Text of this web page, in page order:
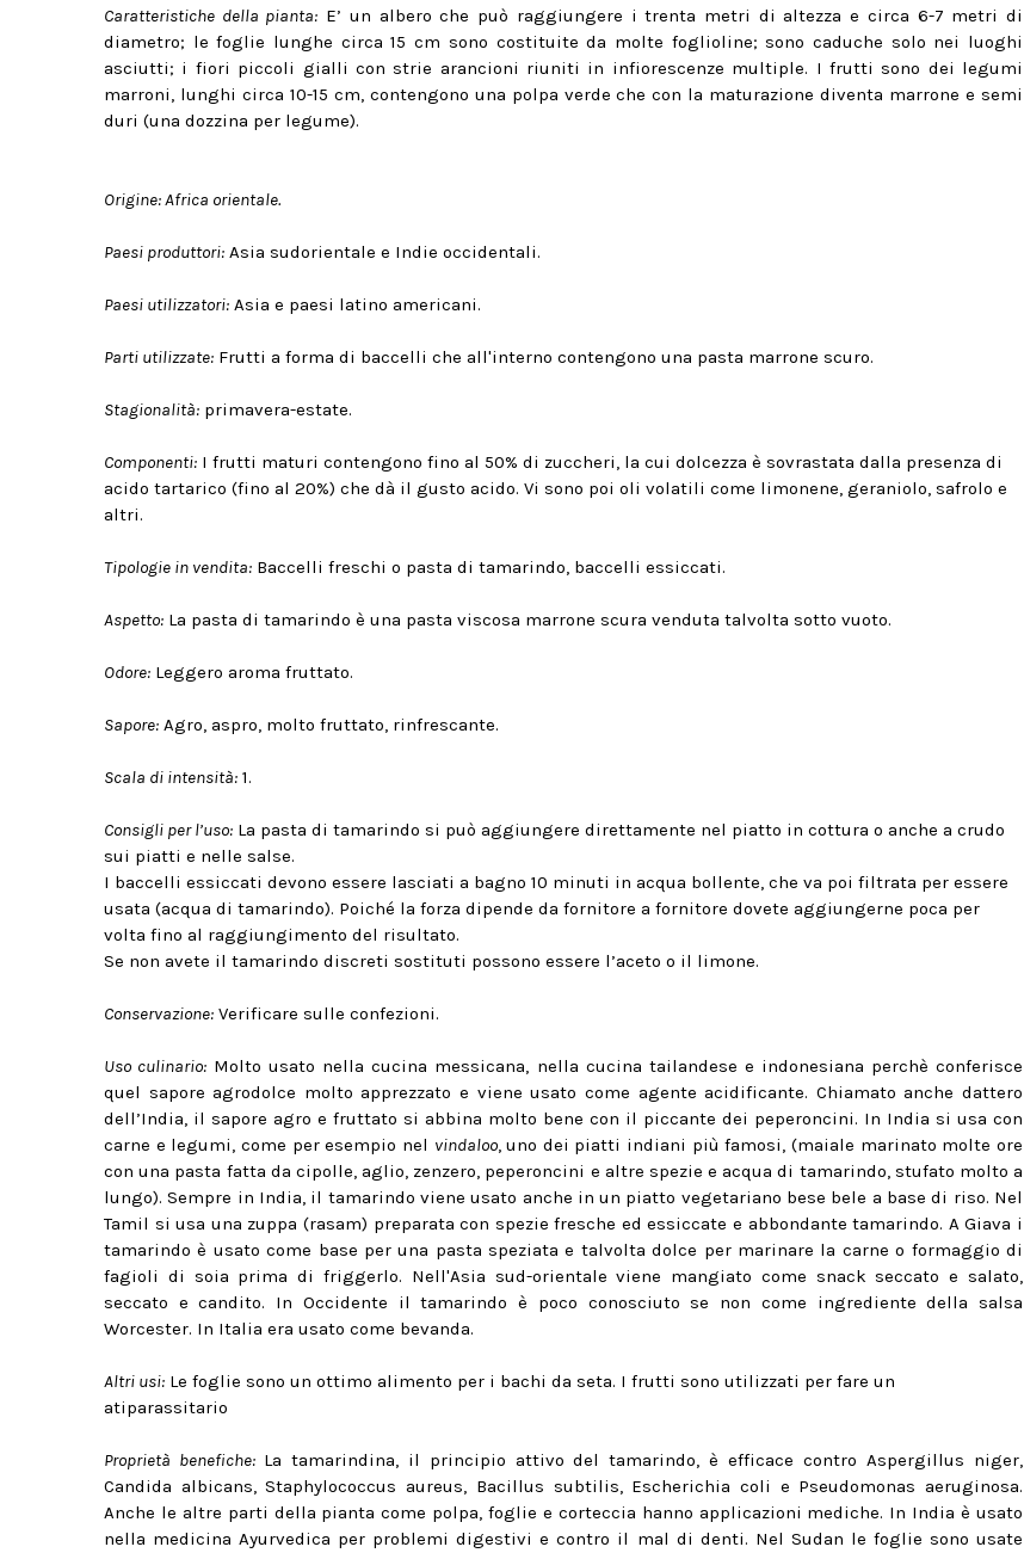
Caratteristiche della pianta: E’ un albero che può raggiungere i trenta metri di altezza e circa 6-7 metri di
diametro; le foglie lunghe circa 15 cm sono costituite da molte foglioline; sono caduche solo nei luoghi
asciutti; i fiori piccoli gialli con strie arancioni riuniti in infiorescenze multiple. I frutti sono dei legumi
marroni, lunghi circa 10-15 cm, contengono una polpa verde che con la maturazione diventa marrone e semi
duri (una dozzina per legume).
Origine:Africa orientale.
Paesi produttori: Asia sudorientale e Indie occidentali.
Paesi utilizzatori: Asia e paesi latino americani.
Parti utilizzate: Frutti a forma di baccelli che all'interno contengono una pasta marrone scuro.
Stagionalità: primavera-estate.
Componenti: I frutti maturi contengono fino al 50% di zuccheri, la cui dolcezza è sovrastata dalla presenza di
acido tartarico (fino al 20%) che dà il gusto acido. Vi sono poi oli volatili come limonene, geraniolo, safrolo e
altri.
Tipologie in vendita: Baccelli freschi o pasta di tamarindo, baccelli essiccati.
Aspetto: La pasta di tamarindo è una pasta viscosa marrone scura venduta talvolta sotto vuoto.
Odore: Leggero aroma fruttato.
Sapore: Agro, aspro, molto fruttato, rinfrescante.
Scala di intensità: 1.
Consigli per l’uso: La pasta di tamarindo si può aggiungere direttamente nel piatto in cottura o anche a crudo
sui piatti e nelle salse.
I baccelli essiccati devono essere lasciati a bagno 10 minuti in acqua bollente, che va poi filtrata per essere
usata (acqua di tamarindo). Poiché la forza dipende da fornitore a fornitore dovete aggiungerne poca per
volta fino al raggiungimento del risultato.
Se non avete il tamarindo discreti sostituti possono essere l’aceto o il limone.
Conservazione: Verificare sulle confezioni.
Uso culinario: Molto usato nella cucina messicana, nella cucina tailandese e indonesiana perchè conferisce
quel sapore agrodolce molto apprezzato e viene usato come agente acidificante. Chiamato anche dattero
dell’India, il sapore agro e fruttato si abbina molto bene con il piccante dei peperoncini. In India si usa con
carne e legumi, come per esempio nel vindaloo, uno dei piatti indiani più famosi, (maiale marinato molte ore
con una pasta fatta da cipolle, aglio, zenzero, peperoncini e altre spezie e acqua di tamarindo, stufato molto a
lungo). Sempre in India, il tamarindo viene usato anche in un piatto vegetariano bese bele a base di riso. Nel
Tamil si usa una zuppa (rasam) preparata con spezie fresche ed essiccate e abbondante tamarindo. A Giava i
tamarindo è usato come base per una pasta speziata e talvolta dolce per marinare la carne o formaggio di
fagioli di soia prima di friggerlo. Nell'Asia sud-orientale viene mangiato come snack seccato e salato,
seccato e candito. In Occidente il tamarindo è poco conosciuto se non come ingrediente della salsa
Worcester. In Italia era usato come bevanda.
Altri usi: Le foglie sono un ottimo alimento per i bachi da seta. I frutti sono utilizzati per fare un
atiparassitario
Proprietà benefiche: La tamarindina, il principio attivo del tamarindo, è efficace contro Aspergillus niger,
Candida albicans, Staphylococcus aureus, Bacillus subtilis, Escherichia coli e Pseudomonas aeruginosa.
Anche le altre parti della pianta come polpa, foglie e corteccia hanno applicazioni mediche. In India è usato
nella medicina Ayurvedica per problemi digestivi e contro il mal di denti. Nel Sudan le foglie sono usate